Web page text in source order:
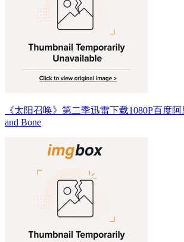
《太阳召唤》第二季迅雷下载1080P百度
and Bone